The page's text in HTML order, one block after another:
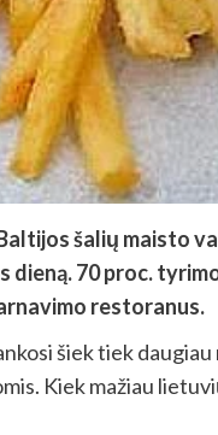
šalių maisto
dieną. 70 proc.
restoranus.
šiek tiek
Kiek mažiau